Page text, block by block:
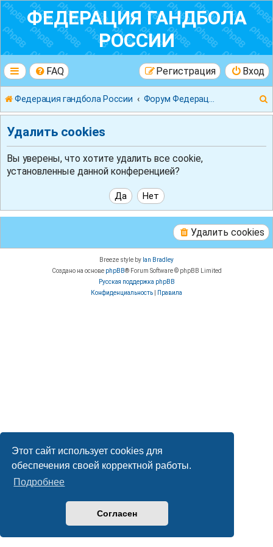
Этот сайт использует cookies для
обеспечения своей корректной работы.
Подробнее
Согласен
ФЕДЕРАЦИЯ ГАНДБОЛА
РОССИИ
FAQ Вход
Регистрация
Федерация гандбола России
Удалить cookies
Вы уверены, что хотите удалить все cookie,
установленные данной конференцией?
Удалить cookies
Breeze style by Ian Bradley
Создано на основе phpBB® Forum Software © phpBB Limited
Русская поддержка phpBB
Конфиденциальность
Правила